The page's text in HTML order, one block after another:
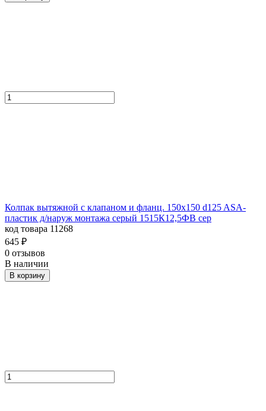
Колпак вытяжной с клапаном и фланц. 150х150 d125 ASA-
пластик д/наруж монтажа серый 1515К12,5ФВ сер
код товара 11268
645 ₽
0 отзывов
В наличии
В корзину